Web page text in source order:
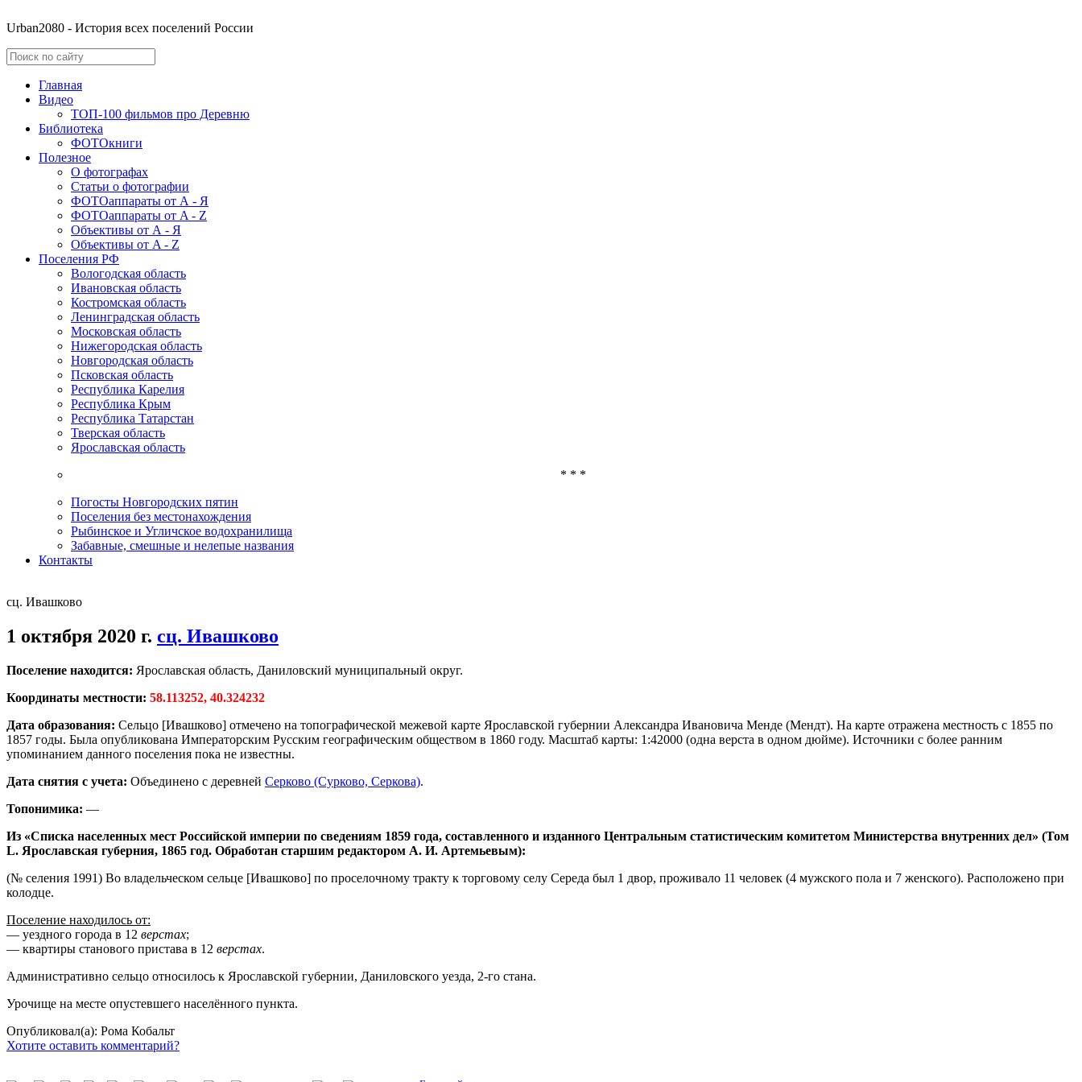
Urban2080 - История всех поселений России
Главная
Видео
ТОП-100 фильмов про Деревню
Библиотека
ФОТОкниги
Полезное
О фотографах
Статьи о фотографии
ФОТОаппараты от А - Я
ФОТОаппараты от A - Z
Объективы от А - Я
Объективы от A - Z
Поселения РФ
Вологодская область
Ивановская область
Костромская область
Ленинградская область
Московская область
Нижегородская область
Новгородская область
Псковская область
Республика Карелия
Республика Крым
Республика Татарстан
Тверская область
Ярославская область
* * *
Погосты Новгородских пятин
Поселения без местонахождения
Рыбинское и Угличское водохранилища
Забавные, смешные и нелепые названия
Контакты
сц. Ивашково
1 октября 2020 г. сц. Ивашково
Поселение находится: Ярославская область, Даниловский муниципальный округ.
Координаты местности: 58.113252, 40.324232
Дата образования: Сельцо [Ивашково] отмечено на топографической межевой карте Ярославской губернии Александра Ивановича Менде (Мендт). На карте отражена местность с 1855 по
1857 годы. Была опубликована Императорским Русским географическим обществом в 1860 году. Масштаб карты: 1:42000 (одна верста в одном дюйме). Источники с более ранним
упоминанием данного поселения пока не известны.
Дата снятия с учета: Объединено с деревней Серково (Сурково, Серкова).
Топонимика: —
Из «Списка населенных мест Российской империи по сведениям 1859 года, составленного и изданного Центральным статистическим комитетом Министерства внутренних дел» (Том
L. Ярославская губерния, 1865 год. Обработан старшим редактором А. И. Артемьевым):
(№ селения 1991) Во владельческом сельце [Ивашково] по проселочному тракту к торговому селу Середа был 1 двор, проживало 11 человек (4 мужского пола и 7 женского). Расположено при
колодце.
Поселение находилось от:
— уездного города в 12 верстах;
— квартиры станового пристава в 12 верстах.
Административно сельцо относилось к Ярославской губернии, Даниловского уезда, 2-го стана.
Урочище на месте опустевшего населённого пункта.
Опубликовал(а): Рома Кобальт
Хотите оставить комментарий?